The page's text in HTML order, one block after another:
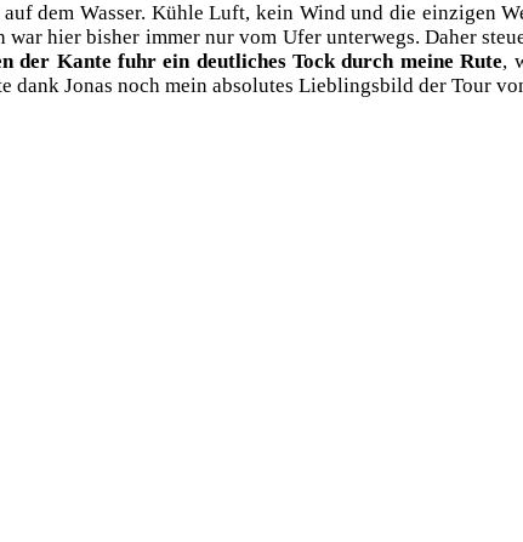
dem Was­ser. Küh­le Luft, kein Wind und die ein­zi­gen
war hier bis­her immer nur vom Ufer unter­wegs. Daher
der Kan­te fuhr ein deut­li­ches Tock durch mei­ne Rute,
dank Jonas noch mein abso­lu­tes Lieb­lings­bild der Tour